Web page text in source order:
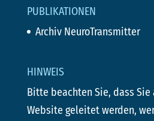
PUBLIKATIONEN
Archiv NeuroTransmitter
HINWEIS
Bitte beachten Sie, dass
Website geleitet werden,